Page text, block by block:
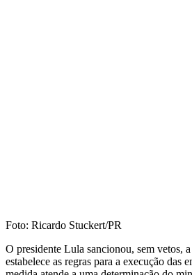
Foto: Ricardo Stuckert/PR
O presidente Lula sancionou, sem vetos,
estabelece as regras para a execução das